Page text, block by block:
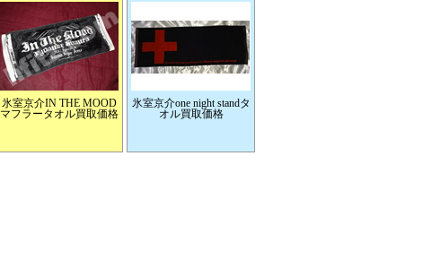
氷室京介IN THE MOOD
マフラータオル買取価格
氷室京介one night standタ
オル買取価格